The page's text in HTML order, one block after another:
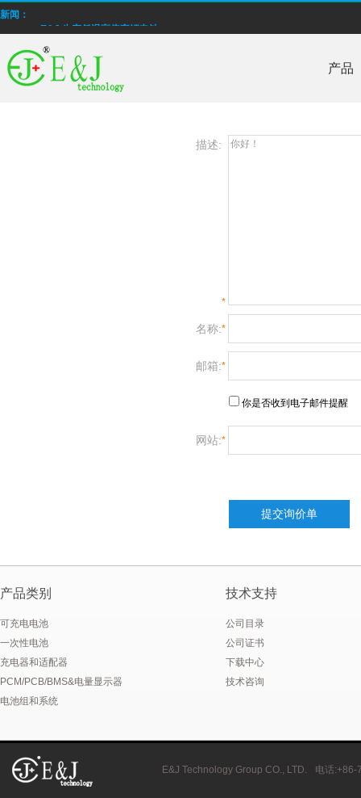
新闻：
E&J 生产低温高倍率锂电池
E＆J 锂聚合物电池电池，型号为EJ606090，4000mAh通过PSE认证
批量生产低温-40°C锂离子聚合物电池
E＆J 12V磷酸铁锂锂离子电池-替换铅酸电池
E＆J生产的快速充电锂电池，支持2-10C充电电流
产品
描述:
*
名称:*
邮箱:*
你是否收到 电子邮件提醒
网站:*
产品类别
可充电电池
一次性电池
充电器和适配器
PCM/PCB/BMS&电量显示器
电池组和系统
技术支持
公司目录
公司证书
下载中心
技术咨询
E&J Technology Group CO., LTD. 电话:+86-